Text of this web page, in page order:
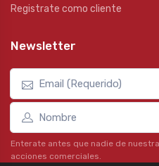
Registrate como cliente
Newsletter
Enterate antes que nadie de
acciones comerciales.